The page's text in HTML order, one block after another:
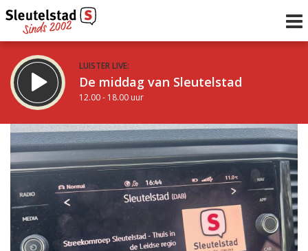
LUISTER LIVE:
De middag van Sleutelstad
12.00 - 18.00 uur
STRAKS:
De avond van Sleutelstad
18.00 - 21.00 uur
Vorig uur
uur 1 van 0 Volgend uur